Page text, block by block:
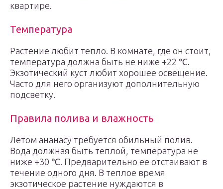
квартире.
Температура
Растение любит тепло. В комнате, где он стоит,
температура должна быть не ниже +22 ℃.
Экзотический куст любит хорошее освещение.
Часто для него организуют дополнительную
подсветку.
Правила полива и влажность
Летом ананасу требуется обильный полив.
Вода должная быть теплой, температура не
ниже +30 ℃. Предварительно ее отстаивают в
течение одного дня. В теплое время
экзотическое растение нуждаются в